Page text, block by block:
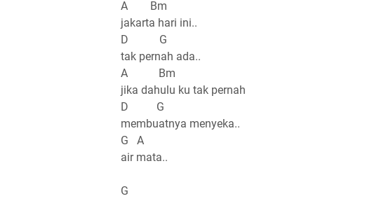
A Bm
jakarta hari ini..
D G
tak pernah ada..
A Bm
jika dahulu ku tak pernah
D G
membuatnya menyeka..
G A
air mata..
G